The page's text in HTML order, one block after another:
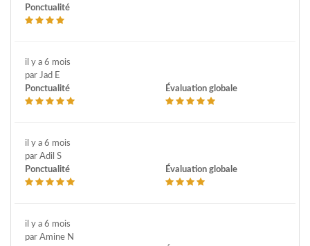
Ponctualité
il y a 6 mois
par Jad E
Ponctualité
Évaluation globale
il y a 6 mois
par Adil S
Ponctualité
Évaluation globale
il y a 6 mois
par Amine N